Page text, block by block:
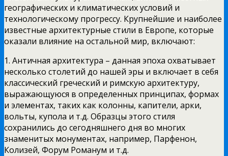
географических и климатических условий и
технологическому прогрессу. Крупнейшие и наиболее
известные архитектурные стили в Европе, которые
оказали влияние на остальной мир, включают:
1. Античная архитектура – данная эпоха охватывает
несколько столетий до нашей эры и включает в себя
классический греческий и римскую архитектуру,
выражающуюся в определенных принципах, формах
и элементах, таких как колонны, капители, арки,
вольты, купола и т.д. Образцы этого стиля
сохранились до сегодняшнего дня во многих
знаменитых монументах, например, Парфенон,
Колизей, Форум Романум и т.д.